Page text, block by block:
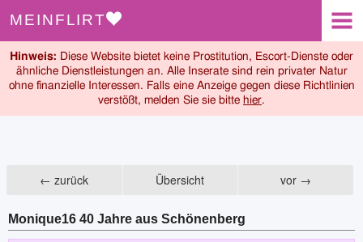
MEINFLIRT
Suchen
Anmelden
Hinweis: Diese Website bietet keine Prostitution, Escort-Dienste oder
ähnliche Dienstleistungen an. Alle Inserate sind rein privater Natur
ohne finanzielle Interessen. Falls eine Anzeige gegen diese Richtlinien
verstößt, melden Sie sie bitte hier.
← zurück Übersicht vor →
Monique16 40 Jahre aus Schönenberg